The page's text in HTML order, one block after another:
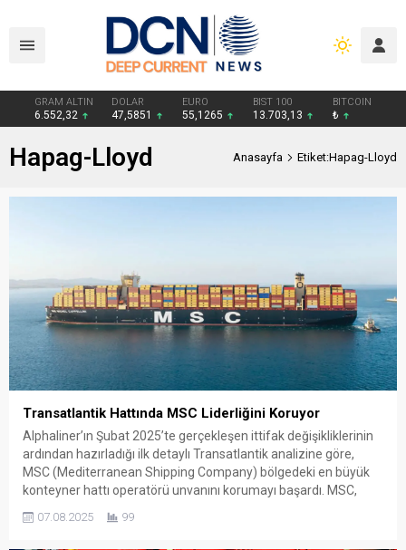
GRAM ALTIN
6.552,32
DOLAR
47,5851
EURO
55,1265
BIST 100
13.703,13
BITCOIN
₺
Hapag-Lloyd Anasayfa Etiket:Hapag-Lloyd
Transatlantik Hattında MSC Liderliğini Koruyor
Alphaliner’ın Şubat 2025’te gerçekleşen ittifak değişikliklerinin
ardından hazırladığı ilk detaylı Transatlantik analizine göre,
MSC (Mediterranean Shipping Company) bölgedeki en büyük
konteyner hattı operatörü unvanını korumayı başardı. MSC,
Maersk ise Hapag-Lloyd ile birlikte Gemini Cooperation adlı yeni
07.08.2025 99